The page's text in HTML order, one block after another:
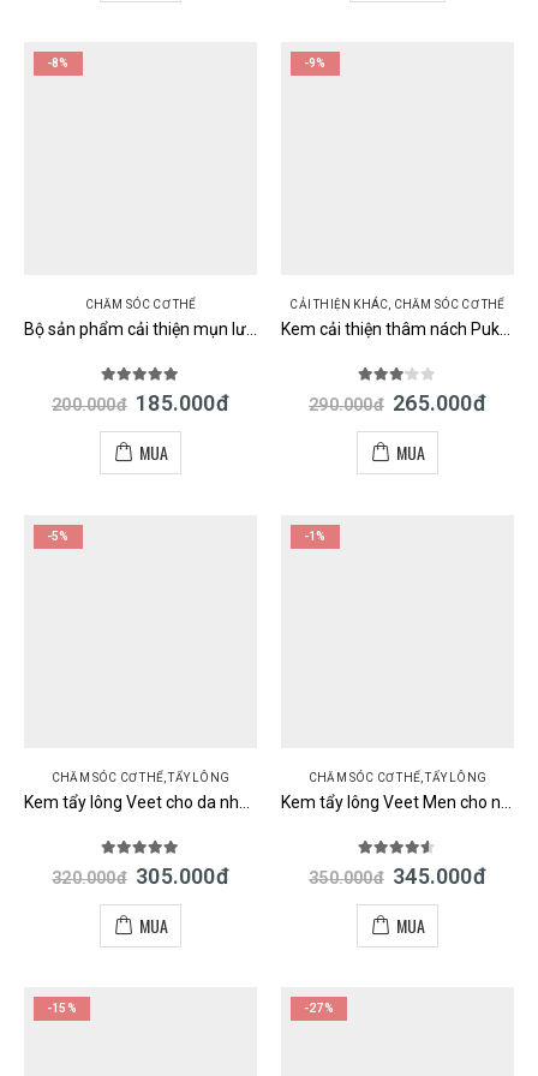
-8%
CHĂM SÓC CƠ THỂ
Bộ sản phẩm cải thiện mụn lưng và vết thâm hiệu quả For Back Nhật Bản
out of 5
200.000đ 185.000đ
MUA
-9%
CẢI THIỆN KHÁC, CHĂM SÓC CƠ THỂ
Kem cải thiện thâm nách Pukku Puku Bubble Soda Pack Nhật
out of 5
290.000đ 265.000đ
MUA
-5%
CHĂM SÓC CƠ THỂ,TẨY LÔNG
out of 5
320.000đ 305.000đ
MUA
-1%
CHĂM SÓC CƠ THỂ,TẨY LÔNG
out of 5
350.000đ 345.000đ
MUA
-15% -27%